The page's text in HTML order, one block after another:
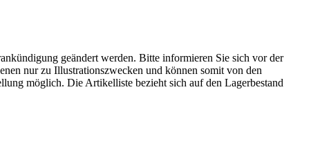
geändert werden. Bitte informieren Sie sich vor der
nur zu Illustrationszwecken und können somit von den
möglich. Die Artikelliste bezieht sich auf den Lagerbestand